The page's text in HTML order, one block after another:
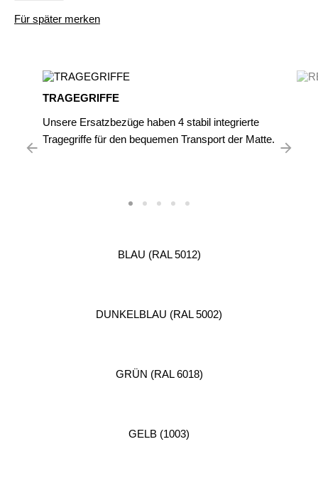
Für später merken
TRAGEGRIFFE
Unsere Ersatzbezüge haben 4 stabil integrierte
Tragegriffe für den bequemen Transport der Matte.
BLAU (RAL 5012)
DUNKELBLAU (RAL 5002)
GRÜN (RAL 6018)
GELB (1003)